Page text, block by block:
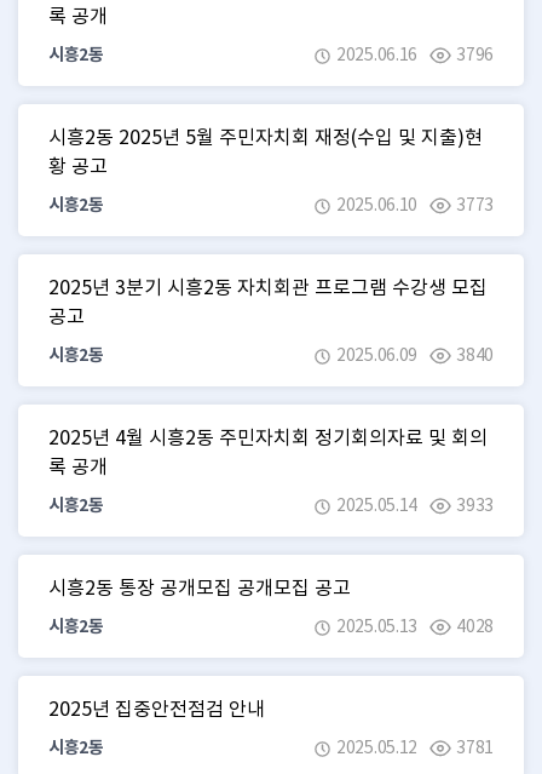
록 공개
시흥2동 2025.06.16 3796
시흥2동 2025년 5월 주민자치회 재정(수입 및 지출)현
황 공고
시흥2동 2025.06.10 3773
2025년 3분기 시흥2동 자치회관 프로그램 수강생 모집
공고
시흥2동 2025.06.09 3840
2025년 4월 시흥2동 주민자치회 정기회의자료 및 회의
록 공개
시흥2동 2025.05.14 3933
시흥2동 통장 공개모집 공개모집 공고
시흥2동 2025.05.13 4028
2025년 집중안전점검 안내
시흥2동 2025.05.12 3781